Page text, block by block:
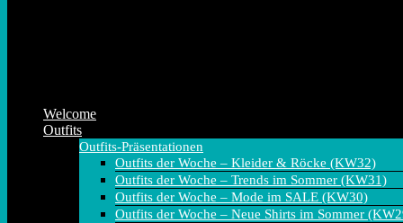
Welcome
Outfits
Outfits-Präsentationen
Outfits der Woche – Kleider & Röcke (KW32)
Outfits der Woche – Trends im Sommer (KW31)
Outfits der Woche – Mode im SALE (KW30)
Outfits der Woche – Neue Shirts im Sommer